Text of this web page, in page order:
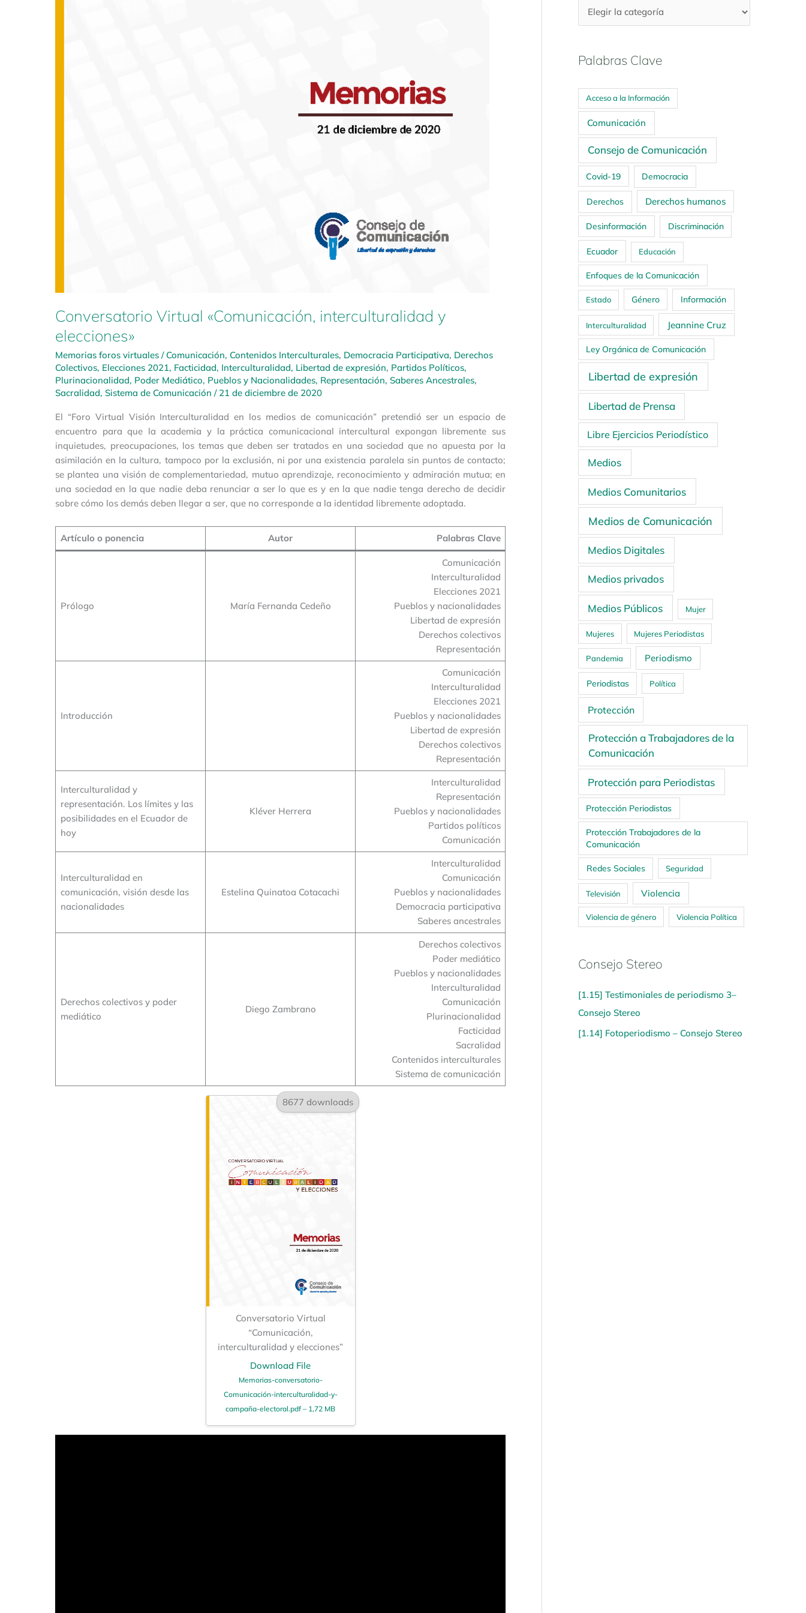
Conversatorio Virtual «Comunicación, interculturalidad y
elecciones»
Memorias foros virtuales / Comunicación, Contenidos Interculturales, Democracia Participativa, Derechos
Colectivos, Elecciones 2021, Facticidad, Interculturalidad, Libertad de expresión, Partidos Políticos,
Plurinacionalidad, Poder Mediático, Pueblos y Nacionalidades, Representación, Saberes Ancestrales,
Sacralidad, Sistema de Comunicación / 21 de diciembre de 2020
El “Foro Virtual Visión Interculturalidad en los medios de comunicación” pretendió ser un espacio de
encuentro para que la academia y la práctica comunicacional intercultural expongan libremente sus
inquietudes, preocupaciones, los temas que deben ser tratados en una sociedad que no apuesta por la
asimilación en la cultura, tampoco por la exclusión, ni por una existencia paralela sin puntos de contacto;
se plantea una visión de complementariedad, mutuo aprendizaje, reconocimiento y admiración mutua; en
una sociedad en la que nadie deba renunciar a ser lo que es y en la que nadie tenga derecho de decidir
sobre cómo los demás deben llegar a ser, que no corresponde a la identidad libremente adoptada.
Artículo o ponencia Autor Palabras Clave
Prólogo María Fernanda Cedeño
Comunicación
Interculturalidad
Elecciones 2021
Pueblos y nacionalidades
Libertad de expresión
Derechos colectivos
Representación
Introducción
Comunicación
Interculturalidad
Elecciones 2021
Pueblos y nacionalidades
Libertad de expresión
Derechos colectivos
Representación
Interculturalidad y
representación. Los límites y las
posibilidades en el Ecuador de
hoy
Kléver Herrera
Interculturalidad
Representación
Pueblos y nacionalidades
Partidos políticos
Comunicación
Interculturalidad en
comunicación, visión desde las
nacionalidades
Estelina Quinatoa Cotacachi
Interculturalidad
Comunicación
Pueblos y nacionalidades
Democracia participativa
Saberes ancestrales
Derechos colectivos y poder
mediático
Diego Zambrano
Derechos colectivos
Poder mediático
Pueblos y nacionalidades
Interculturalidad
Comunicación
Plurinacionalidad
Facticidad
Sacralidad
Contenidos interculturales
Sistema de comunicación
8677 downloads
Conversatorio Virtual
“Comunicación,
interculturalidad y elecciones”
Download File
Memorias-conversatorio-
Comunicación-interculturalidad-y-
campaña-electoral.pdf – 1,72 MB
Palabras Clave
Acceso a la Información
Comunicación
Consejo de Comunicación
Covid-19 Democracia
Derechos Derechos humanos
Desinformación Discriminación
Ecuador Educación
Enfoques de la Comunicación
Estado Género Información
Interculturalidad Jeannine Cruz
Ley Orgánica de Comunicación
Libertad de expresión
Libertad de Prensa
Libre Ejercicios Periodístico
Medios
Medios Comunitarios
Medios de Comunicación
Medios Digitales
Medios privados
Medios Públicos Mujer
Mujeres Mujeres Periodistas
Pandemia Periodismo
Periodistas Política
Protección
Protección a Trabajadores de la
Comunicación
Protección para Periodistas
Protección Periodistas
Protección Trabajadores de la
Comunicación
Redes Sociales Seguridad
Televisión Violencia
Violencia de género Violencia Política
Consejo Stereo
[1.15] Testimoniales de periodismo 3–
Consejo Stereo
[1.14] Fotoperiodismo – Consejo Stereo